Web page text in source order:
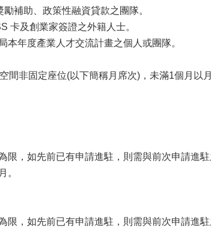
補助、政策性融資貸款之團隊。
卡及創業家簽證之外籍人士。
本年度產業人才交流計畫之個人或團隊。
間非固定座位(以下簡稱月席次)，未滿1個月以月
限，如先前已有申請進駐，則需與前次申請進
。
限，如先前已有申請進駐，則需與前次申請進